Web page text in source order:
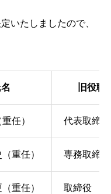
いたしましたので、
旧役職
任） 代表取締
重任） 専務取締役
重任） 取締役